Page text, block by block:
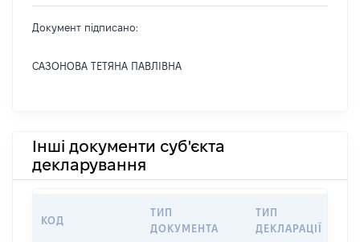
Документ підписано:
САЗОНОВА ТЕТЯНА ПАВЛІВНА
Інші документи суб'єкта
декларування
КОД
ТИП
ДОКУМЕНТА
ТИП
ДЕКЛАРАЦІЇ